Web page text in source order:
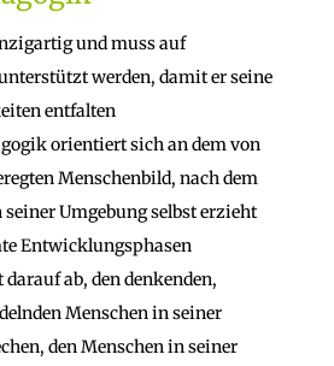
und muss auf
werden, damit er seine
entfalten
orientiert sich an dem von
Menschenbild, nach dem
Umgebung selbst erzieht
Entwicklungsphasen
ab, den denkenden,
Menschen in seiner
den Menschen in seiner